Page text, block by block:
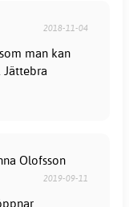
2018-11-04
man kan
Olofsson
2019-09-11